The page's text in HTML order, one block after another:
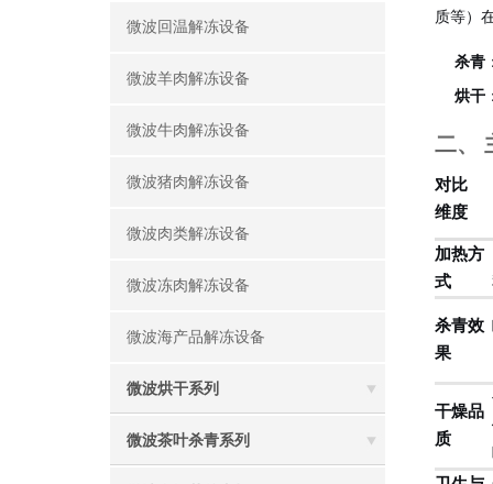
微波回温解冻设备
微波羊肉解冻设备
微波牛肉解冻设备
微波猪肉解冻设备
微波肉类解冻设备
微波冻肉解冻设备
微波海产品解冻设备
微波烘干系列
微波茶叶杀青系列
质等）
杀青
烘干
二、
对比
维度
加热方
式
杀青效
果
干燥品
质